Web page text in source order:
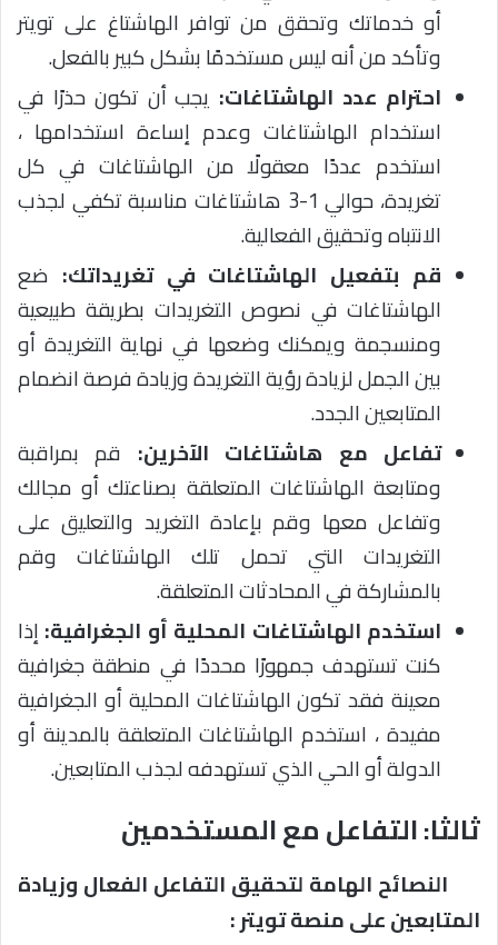
أو خدماتك وتحقق من توافر الهاشتاغ على تويتر
وتأكد من أنه ليس مستخدمًا بشكل كبير بالفعل.
احترام عدد الهاشتاغات: يجب أن تكون حذرًا في
استخدام الهاشتاغات وعدم إساءة استخدامها ،
استخدم عددًا معقولًا من الهاشتاغات في كل
تغريدة، حوالي 1-3 هاشتاغات مناسبة تكفي لجذب
الانتباه وتحقيق الفعالية.
قم بتفعيل الهاشتاغات في تغريداتك: ضع
الهاشتاغات في نصوص التغريدات بطريقة طبيعية
ومنسجمة ويمكنك وضعها في نهاية التغريدة أو
بين الجمل لزيادة رؤية التغريدة وزيادة فرصة انضمام
المتابعين الجدد.
تفاعل مع هاشتاغات الآخرين: قم بمراقبة
ومتابعة الهاشتاغات المتعلقة بصناعتك أو مجالك
وتفاعل معها وقم بإعادة التغريد والتعليق على
التغريدات التي تحمل تلك الهاشتاغات وقم
بالمشاركة في المحادثات المتعلقة.
استخدم الهاشتاغات المحلية أو الجغرافية: إذا
كنت تستهدف جمهورًا محددًا في منطقة جغرافية
معينة فقد تكون الهاشتاغات المحلية أو الجغرافية
مفيدة ، استخدم الهاشتاغات المتعلقة بالمدينة أو
الدولة أو الحي الذي تستهدفه لجذب المتابعين.
ثالثا: التفاعل مع المستخدمين
النصائح الهامة لتحقيق التفاعل الفعال وزيادة
المتابعين على منصة تويتر :